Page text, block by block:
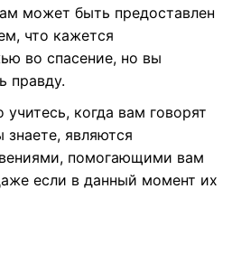
может быть предоставлен
что кажется
во спасение, но вы
правду.
когда вам говорят
являются
помогающими вам
если в данный момент их